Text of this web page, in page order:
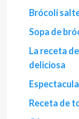
Brócoli
Sopa de
La receta
deliciosa
Receta de